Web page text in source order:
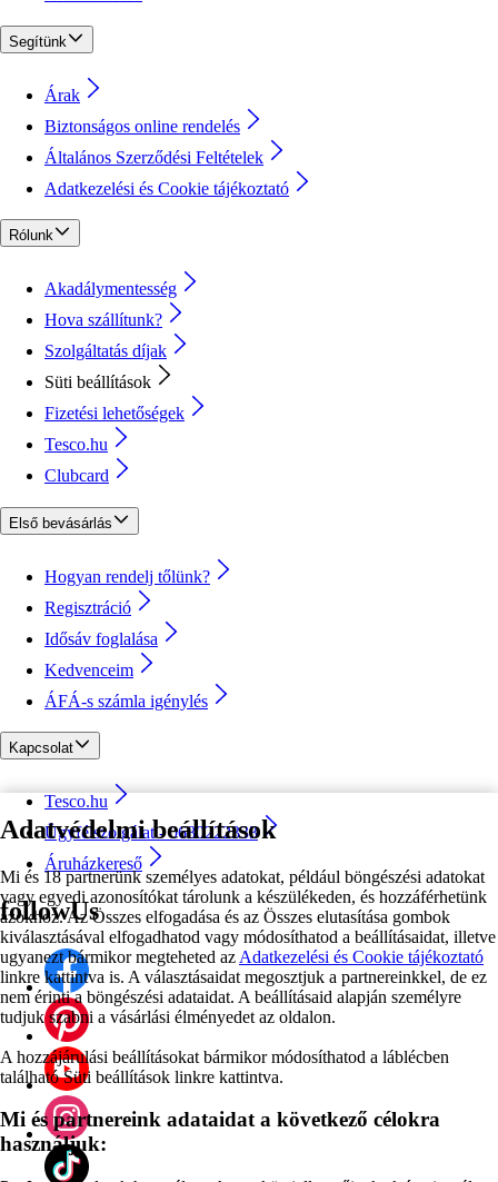
Adatvédelmi beállítások
Mi és 18 partnerünk személyes adatokat, például böngészési adatokat
vagy egyedi azonosítókat tárolunk a készülékeden, és hozzáférhetünk
azokhoz. Az Összes elfogadása és az Összes elutasítása gombok
kiválasztásával elfogadhatod vagy módosíthatod a beállításaidat, illetve
ugyanezt bármikor megteheted az Adatkezelési és Cookie tájékoztató
linkre kattintva is. A választásaidat megosztjuk a partnereinkkel, de ez
nem érinti a böngészési adataidat. A beállításaid alapján személyre
tudjuk szabni a vásárlási élményedet az oldalon.
A hozzájárulási beállításokat bármikor módosíthatod a láblécben
található Süti beállítások linkre kattintva.
Mi és partnereink adataidat a következő célokra
használjuk:
Segítünk
Árak
Biztonságos online rendelés
Általános Szerződési Feltételek
Adatkezelési és Cookie tájékoztató
Rólunk
Akadálymentesség
Hova szállítunk?
Szolgáltatás díjak
Süti beállítások
Fizetési lehetőségek
Tesco.hu
Clubcard
Első bevásárlás
Hogyan rendelj tőlünk?
Regisztráció
Idősáv foglalása
Kedvenceim
ÁFÁ-s számla igénylés
Kapcsolat
Tesco.hu
Ügyfélszolgálat - 0680222333
Áruházkereső
followUs